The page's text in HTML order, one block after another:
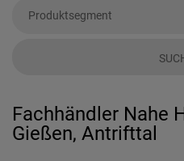
Produktsegment
Fachhändler Nahe
Gießen, Antrifttal